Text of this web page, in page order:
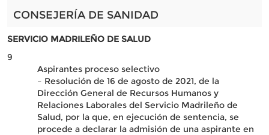
CONSEJERÍA DE SANIDAD
SERVICIO MADRILEÑO DE SALUD
9
Aspirantes proceso selectivo
– Resolución de 16 de agosto de 2021, de la
Dirección General de Recursos Humanos y
Relaciones Laborales del Servicio Madrileño de
Salud, por la que, en ejecución de sentencia, se
procede a declarar la admisión de una aspirante en